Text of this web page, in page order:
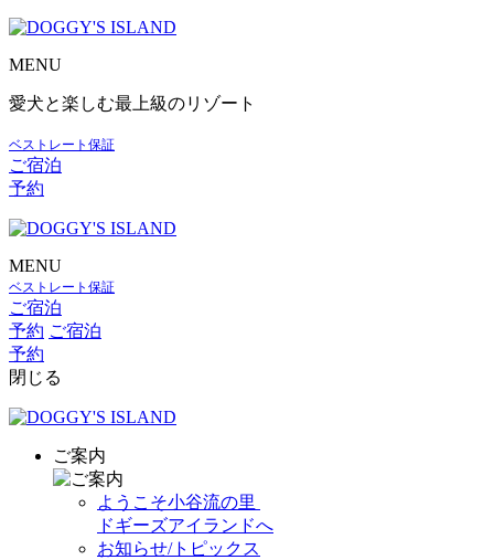
MENU
愛犬と楽しむ最上級のリゾート
ベストレート保証
ご宿泊
予約
MENU
ベストレート保証
ご宿泊
予約 ご宿泊
予約
閉じる
ご案内
ようこそ小谷流の里
ドギーズアイランドへ
お知らせ/トピックス